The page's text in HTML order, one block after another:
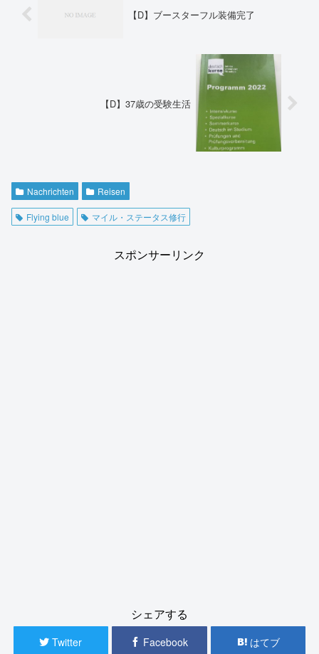
【D】ブースターフル装備完了
【D】37歳の受験生活
Nachrichten Reisen
Flying blue マイル・ステータス修行
スポンサーリンク
シェアする
Twitter Facebook はてブ